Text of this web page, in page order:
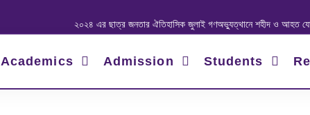
২০২৪ এর ছাত্র জনতার ঐতিহাসিক জুলাই গণঅভ্যুত্থানে শহীদ ও আহত যোদ্ধাদের
Academics Admission Students